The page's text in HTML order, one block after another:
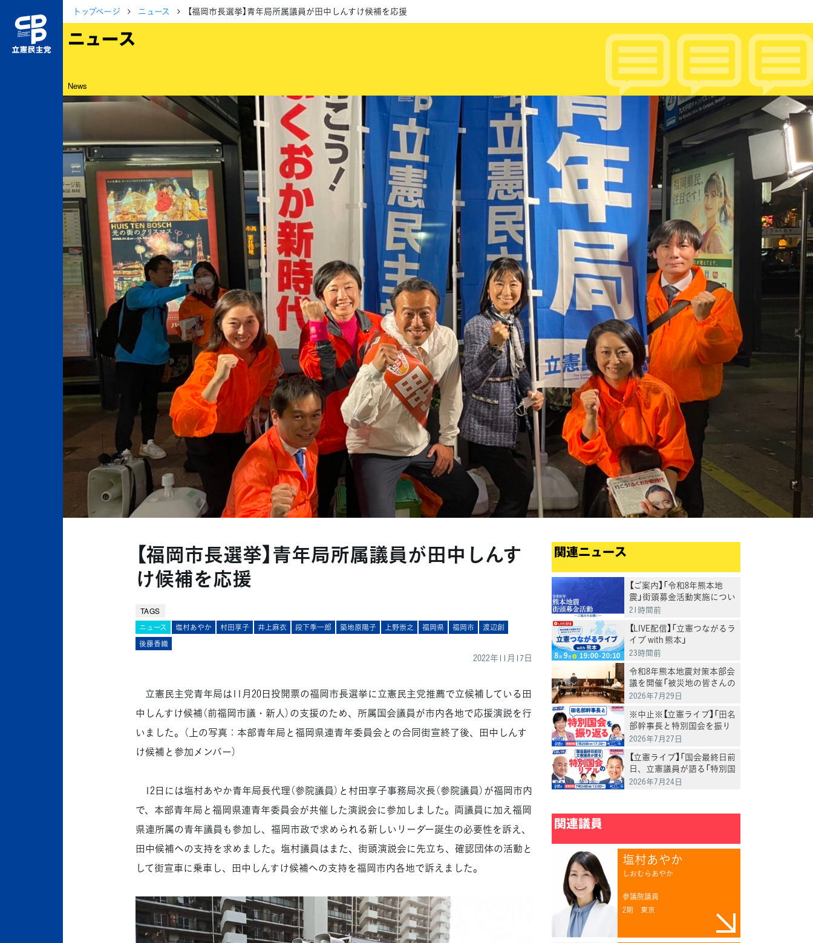
トップページ ニュース 【福岡市長選挙】青年局所属議員が田中しんすけ候補を応援
ニュース
News
【福岡市長選挙】青年局所属議員が田中しんす
け候補を応援
TAGS
ニュース 塩村あやか 村田享子 井上麻衣 段下季一郎 築地原陽子 上野崇之 福岡県 福岡市
渡辺創
後藤香織
2022年11月17日
立憲民主党青年局は11月20日投開票の福岡市長選挙に立憲民主党推薦で立候補している田
中しんすけ候補（前福岡市議・新人）の支援のため、所属国会議員が市内各地で応援演説を行
いました。（上の写真：本部青年局と福岡県連青年委員会との合同街宣終了後、田中しんす
け候補と参加メンバー）
12日には塩村あやか青年局長代理（参院議員）と村田享子事務局次長（参院議員）が福岡市内
で、本部青年局と福岡県連青年委員会が共催した演説会に参加しました。両議員に加え福岡
県連所属の青年議員も参加し、福岡市政で求められる新しいリーダー誕生の必要性を訴え、
田中候補への支持を求めました。塩村議員はまた、街頭演説会に先立ち、確認団体の活動と
して街宣車に乗車し、田中しんすけ候補への支持を福岡市内各地で訴えました。
関連ニュース
【ご案内】「令和8年熊本地
震」街頭募金活動実施につい
て
21時間前
【LIVE配信】「立憲つながるラ
イブ with 熊本」
23時間前
令和8年熊本地震対策本部会
議を開催「被災地の皆さんの
命を守る覚悟で対応」田名部
2026年7月29日
※中止※【立憲ライブ】「田名
部幹事長と特別国会を振り
返る」田名部匡代×村田きょ
2026年7月27日
【立憲ライブ】「国会最終日前
日、立憲議員が語る「特別国
会」のリアル」斎藤嘉隆×鬼
2026年7月24日
関連議員
塩村あやか
しおむらあやか
参議院議員
2期 東京